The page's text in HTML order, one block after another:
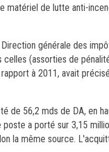
matériel de lutte anti-
générale des
celles (assorties de
à 2011, avait
de 56,2 mds de DA, en
a porté sur 3,15
la même source.